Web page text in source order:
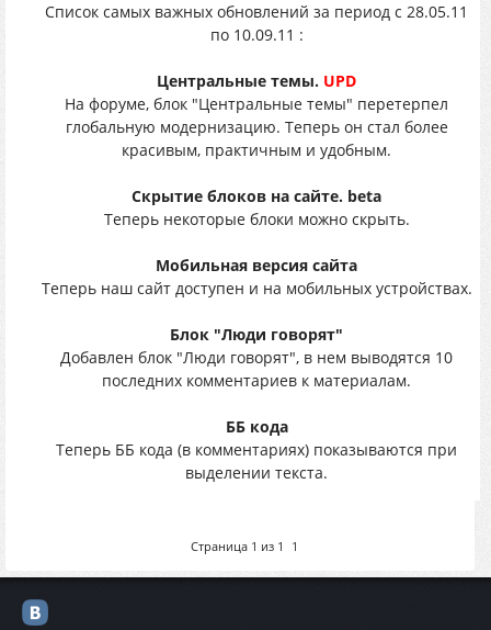
Список самых важных обновлений за период с 28.05.11
по 10.09.11 :
Центральные темы. UPD
На форуме, блок "Центральные темы" перетерпел
глобальную модернизацию. Теперь он стал более
красивым, практичным и удобным.
Скрытие блоков на сайте. beta
Теперь некоторые блоки можно скрыть.
Мобильная версия сайта
Теперь наш сайт доступен и на мобильных устройствах.
Блок "Люди говорят"
Добавлен блок "Люди говорят", в нем выводятся 10
последних комментариев к материалам.
ББ кода
Теперь ББ кода (в комментариях) показываются при
выделении текста.
Страница 1 из 1 1